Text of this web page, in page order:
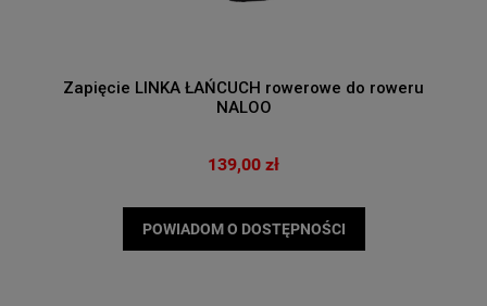
Zapięcie LINKA ŁAŃCUCH rowerowe do roweru
NALOO
139,00 zł
POWIADOM O DOSTĘPNOŚCI